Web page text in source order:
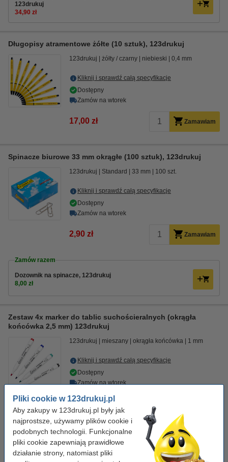
Pliki cookie w 123drukuj.pl
Aby zakupy w 123drukuj.pl były jak
najprostsze, używamy plików cookie i
podobnych technologii. Funkcjonalne
pliki cookie zapewniają prawidłowe
działanie strony, natomiast pliki
123drukuj
34,90 zł
Długopisy atramentowe żółte (10 sztuk), 123drukuj
123drukuj żółty / czarny niebieski 0,4 mm
Kliknij i sprawdź całą specyfikacje
Dostępny
Zamów na wtorek
17,00 zł Zamawiam
Spinacze biurowe 33 mm okrągłe (100 sztuk), 123drukuj
123drukuj Standard 33 mm 100 szt.
Kliknij i sprawdź całą specyfikacje
Dostępny
Zamów na wtorek
2,90 zł Zamawiam
Zamów razem
Dozownik na spinacze, 123drukuj
8,00 zł
Zestaw 4x marker do tablic suchościeralnych (okrągła
końcówka 2,5 mm) 123drukuj
123drukuj mieszany okrągła końcówka 1 mm
Kliknij i sprawdź całą specyfikacje
Dostępny
Zamów na wtorek
19,90 zł
Wskazówka: zamów
Gąbka do tablic magnetycznych, 123drukuj
4,90 zł